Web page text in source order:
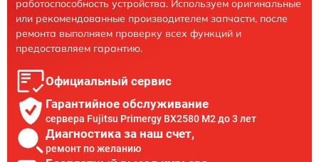
работоспособность устройства. Используем оригинальные
или рекомендованные производителем запчасти, после
ремонта выполняем проверку всех функций и
предоставляем гарантию.
Официальный сервис
Гарантийное обслуживание
сервера Fujitsu Primergy BX2580 M2 до 3 лет
Диагностика за наш счет,
ремонт по желанию